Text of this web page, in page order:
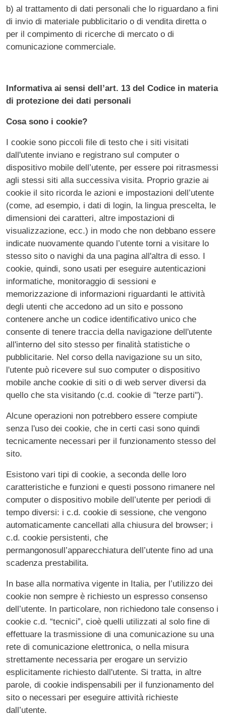
b) al trattamento di dati personali che lo riguardano a fini
di invio di materiale pubblicitario o di vendita diretta o
per il compimento di ricerche di mercato o di
comunicazione commerciale.
Informativa ai sensi dell’art. 13 del Codice in materia
di protezione dei dati personali
Cosa sono i cookie?
I cookie sono piccoli file di testo che i siti visitati
dall'utente inviano e registrano sul computer o
dispositivo mobile dell’utente, per essere poi ritrasmessi
agli stessi siti alla successiva visita. Proprio grazie ai
cookie il sito ricorda le azioni e impostazioni dell’utente
(come, ad esempio, i dati di login, la lingua prescelta, le
dimensioni dei caratteri, altre impostazioni di
visualizzazione, ecc.) in modo che non debbano essere
indicate nuovamente quando l’utente torni a visitare lo
stesso sito o navighi da una pagina all'altra di esso. I
cookie, quindi, sono usati per eseguire autenticazioni
informatiche, monitoraggio di sessioni e
memorizzazione di informazioni riguardanti le attività
degli utenti che accedono ad un sito e possono
contenere anche un codice identificativo unico che
consente di tenere traccia della navigazione dell'utente
all'interno del sito stesso per finalità statistiche o
pubblicitarie. Nel corso della navigazione su un sito,
l'utente può ricevere sul suo computer o dispositivo
mobile anche cookie di siti o di web server diversi da
quello che sta visitando (c.d. cookie di "terze parti").
Alcune operazioni non potrebbero essere compiute
senza l'uso dei cookie, che in certi casi sono quindi
tecnicamente necessari per il funzionamento stesso del
sito.
Esistono vari tipi di cookie, a seconda delle loro
caratteristiche e funzioni e questi possono rimanere nel
computer o dispositivo mobile dell’utente per periodi di
tempo diversi: i c.d. cookie di sessione, che vengono
automaticamente cancellati alla chiusura del browser; i
c.d. cookie persistenti, che
permangonosull’apparecchiatura dell’utente fino ad una
scadenza prestabilita.
In base alla normativa vigente in Italia, per l’utilizzo dei
cookie non sempre è richiesto un espresso consenso
dell’utente. In particolare, non richiedono tale consenso i
cookie c.d. “tecnici”, cioè quelli utilizzati al solo fine di
effettuare la trasmissione di una comunicazione su una
rete di comunicazione elettronica, o nella misura
strettamente necessaria per erogare un servizio
esplicitamente richiesto dall'utente. Si tratta, in altre
parole, di cookie indispensabili per il funzionamento del
sito o necessari per eseguire attività richieste
dall’utente.